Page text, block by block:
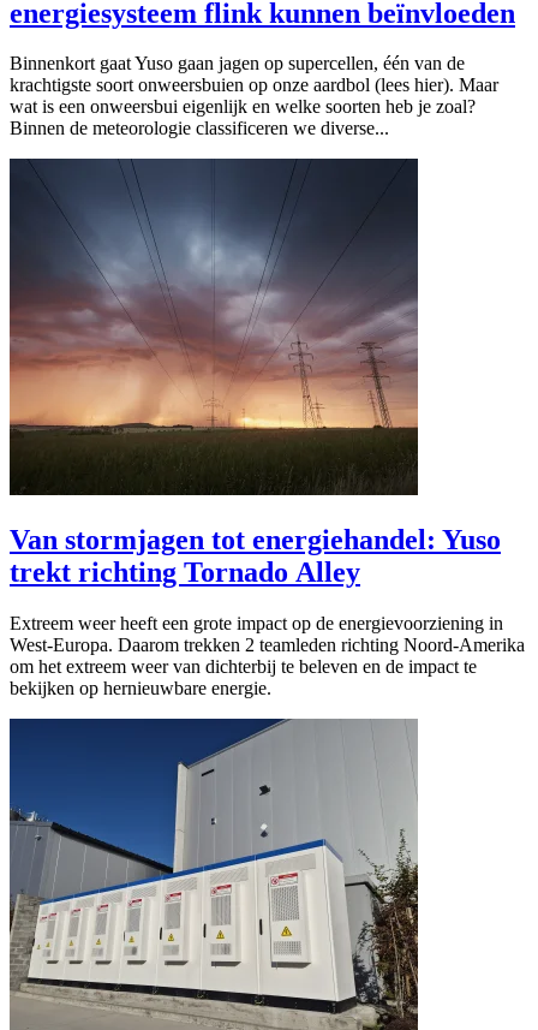
energiesysteem flink kunnen beïnvloeden
Binnenkort gaat Yuso gaan jagen op supercellen, één van de
krachtigste soort onweersbuien op onze aardbol (lees hier). Maar
wat is een onweersbui eigenlijk en welke soorten heb je zoal?
Binnen de meteorologie classificeren we diverse...
Van stormjagen tot energiehandel: Yuso
trekt richting Tornado Alley
Extreem weer heeft een grote impact op de energievoorziening in
West-Europa. Daarom trekken 2 teamleden richting Noord-Amerika
om het extreem weer van dichterbij te beleven en de impact te
bekijken op hernieuwbare energie.